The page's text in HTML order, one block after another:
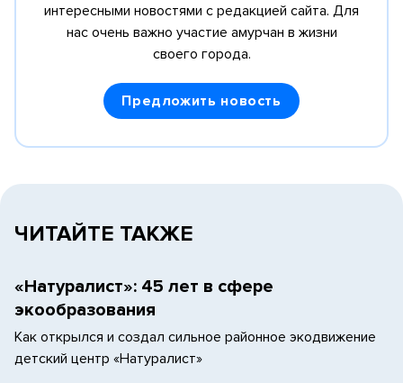
интересными новостями с редакцией сайта. Для
нас очень важно участие амурчан в жизни
своего города.
Предложить новость
ЧИТАЙТЕ ТАКЖЕ
«Натуралист»: 45 лет в сфере
экообразования
Как открылся и создал сильное районное экодвижение
детский центр «Натуралист»